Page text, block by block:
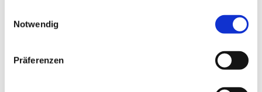
Notwendig
Präferenzen